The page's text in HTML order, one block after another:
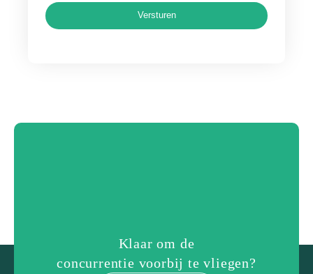
Versturen
Klaar om de
concurrentie voorbij te vliegen?